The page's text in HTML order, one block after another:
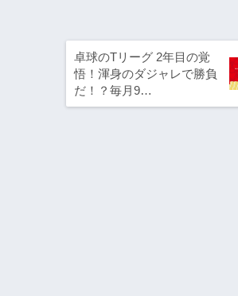
卓球のTリーグ 2年目の覚
悟！渾身のダジャレで勝負
だ！？毎月9…